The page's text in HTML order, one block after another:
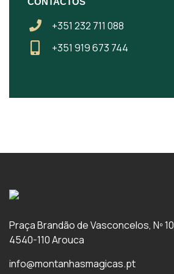
+351 232 711 088
+351 919 673 744
Praça Brandão de Vasconcelos, Nº 10
4540-110 Arouca
info@montanhasmagicas.pt